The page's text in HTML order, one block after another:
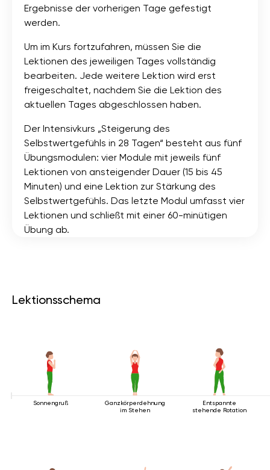
Ergebnisse der vorherigen Tage gefestigt
werden.
Um im Kurs fortzufahren, müssen Sie die
Lektionen des jeweiligen Tages vollständig
bearbeiten. Jede weitere Lektion wird erst
freigeschaltet, nachdem Sie die Lektion des
aktuellen Tages abgeschlossen haben.
Der Intensivkurs „Steigerung des
Selbstwertgefühls in 28 Tagen“ besteht aus fünf
Übungsmodulen: vier Module mit jeweils fünf
Lektionen von ansteigender Dauer (15 bis 45
Minuten) und eine Lektion zur Stärkung des
Selbstwertgefühls. Das letzte Modul umfasst vier
Lektionen und schließt mit einer 60-minütigen
Übung ab.
Lektionsschema
Sonnengruß
Ganzkörperdehnung
im Stehen
Entspannte
stehende Rotation